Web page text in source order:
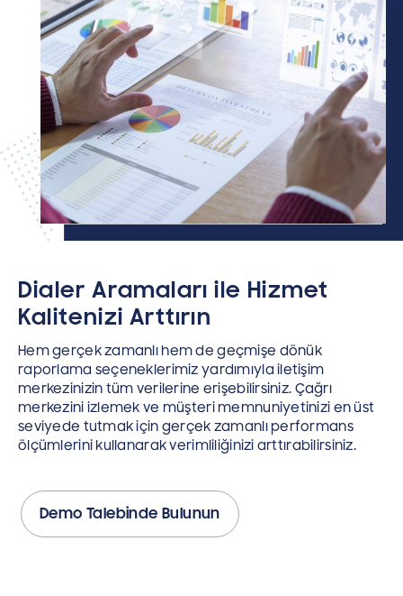
Dialer Aramaları ile Hizmet
Kalitenizi Arttırın
Hem gerçek zamanlı hem de geçmişe dönük
raporlama seçeneklerimiz yardımıyla iletişim
merkezinizin tüm verilerine erişebilirsiniz. Çağrı
merkezini izlemek ve müşteri memnuniyetinizi en üst
seviyede tutmak için gerçek zamanlı performans
ölçümlerini kullanarak verimliliğinizi arttırabilirsiniz.
Demo Talebinde Bulunun